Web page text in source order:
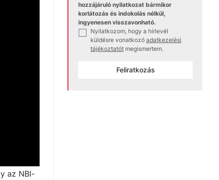
az NBI-
hozzájáruló nyilatkozat bármikor
korlátozás és indokolás nélkül,
ingyenesen visszavonható.
✓
Nyilatkozom, hogy a hírlevél
küldésre vonatkozó adatkezelési
tájékoztatót megismertem.
Feliratkozás